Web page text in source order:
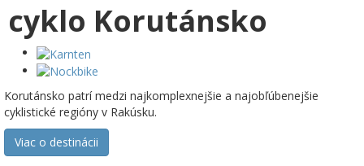
cyklo Korutánsko
Korutánsko patrí medzi najkomplexnejšie a najobľúbenejšie
cyklistické regióny v Rakúsku.
Viac o destinácii